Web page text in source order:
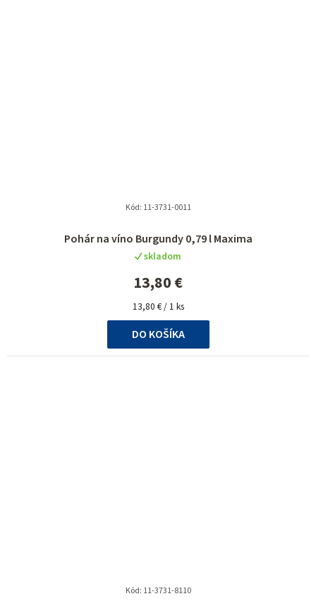
Pohár na víno Burgundy 0,79 l Maxima
skladom
13,80 €
Jednotková
cena:
13,80 € / 1 ks
DO KOŠÍKA
Kód: 11-3731-0011
Kód: 11-3731-8110